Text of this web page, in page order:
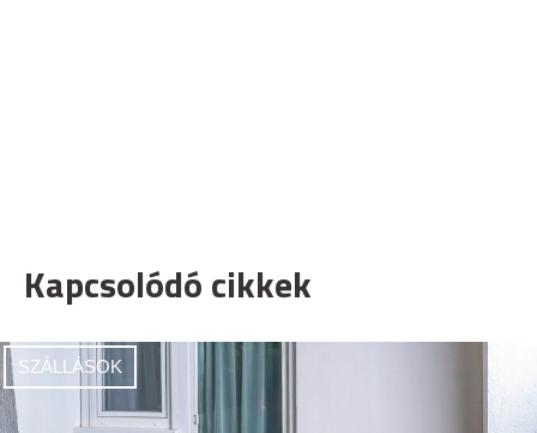
Kapcsolódó cikkek
SZÁLLÁSOK